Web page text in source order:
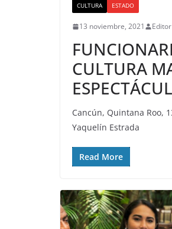
CULTURA ESTADO
13 noviembre, 2021
CULTURA
Cancún, Quintana Roo,
Yaquelín Estrada
Read More